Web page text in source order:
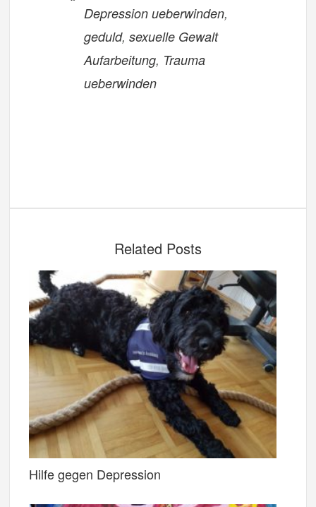
Depression ueberwinden,
geduld,sexuelle Gewalt
Aufarbeitung, Trauma
ueberwinden
Related Posts
Hilfe gegen Depression